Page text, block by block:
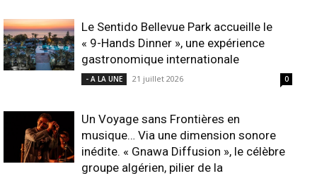
Le Sentido Bellevue Park accueille le
« 9-Hands Dinner », une expérience
gastronomique internationale
- A LA UNE 21 juillet 2026 0
Un Voyage sans Frontières en
musique… Via une dimension sonore
inédite. « Gnawa Diffusion », le célèbre
groupe algérien, pilier de la